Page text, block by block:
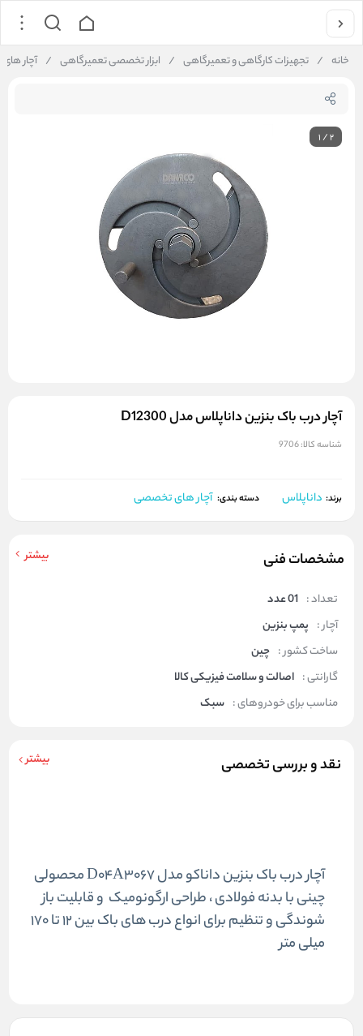
خانه / تجهیزات کارگاهی و تعمیرگاهی / ابزار تخصصی تعمیرگاهی / آچار
1/2
آچار درب باک بنزین داناپلاس مدل D12300
شناسه کالا:9706
برند: داناپلاس دسته بندی: آچار های تخصصی
مشخصات فنی بیشتر
تعداد : 01 عدد
آچار : پمپ بنزین
ساخت کشور : چین
گارانتی : اصالت و سلامت فیزیکی کالا
مناسب برای خودروهای : سبک
نقد و بررسی تخصصی بیشتر
آچار درب باک بنزین داناکو مدل D04A3067 محصولی
چینی با بدنه فولادی ، طراحی ارگونومیک و قابلیت باز
شوندگی و تنظیم برای انواع درب های باک بین 12 تا 170
میلی متر